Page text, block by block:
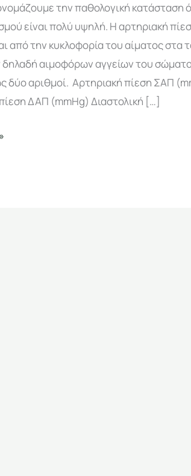
την παθολογική κατάσταση
είναι πολύ υψηλή. Η αρτηριακή
από την κυκλοφορία του αίματος στα
αιμοφόρων αγγείων του
δύο αριθμοί. Αρτηριακή πίεση ΣΑΠ
ΔΑΠ (mmHg) Διαστολική […]